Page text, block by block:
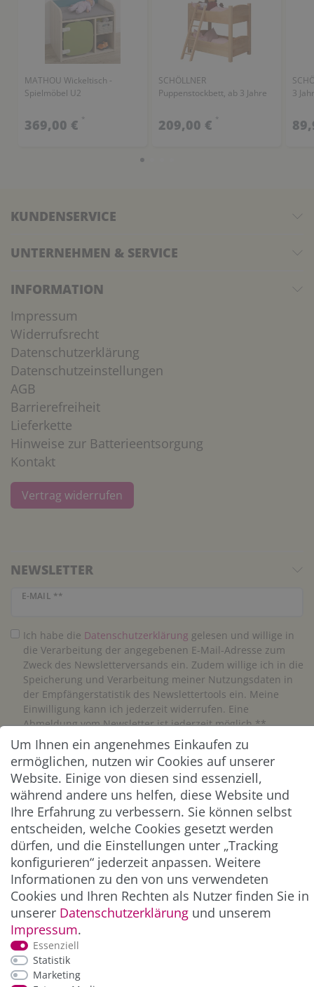
MATHOU Wickeltisch -
Spielmöbel U2
369,00 € *
SCHÖLLNER
Puppenstockbett, ab 3 Jahre
209,00 € *
3
KUNDENSERVICE
UNTERNEHMEN & SERVICE
INFORMATION
Impressum
Widerrufsrecht
Datenschutzerklärung
Datenschutzeinstellungen
AGB
Barrierefreiheit
Lieferkette
Hinweise zur Batterieentsorgung
Kontakt
Vertrag widerrufen
NEWSLETTER
E-MAIL **
Newsletter Honig
Ich habe die Daten­schutz­erklärung gelesen und willige in
die Verarbeitung der angegebenen E-Mail-Adresse zum
Zweck des Newsletterversands ein. Zudem willige ich in die
Speicherung und Verarbeitung meiner Nutzungsdaten in
der Empfängerstatistik des Newslettertools ein. Meine
Einwilligung kann ich jederzeit widerrufen. Eine
Abmeldung vom Newsletter ist jederzeit möglich.**
Abonnieren
** Hierbei handelt es sich um ein Pflichtfeld.
ZAHLUNG & VERSAND
Um Ihnen ein angenehmes Einkaufen zu
ermöglichen, nutzen wir Cookies auf unserer
Website. Einige von diesen sind essenziell,
während andere uns helfen, diese Website und
Ihre Erfahrung zu verbessern. Sie können selbst
entscheiden, welche Cookies gesetzt werden
dürfen, und die Einstellungen unter „Tracking
konfigurieren“ jederzeit anpassen. Weitere
Informationen zu den von uns verwendeten
Cookies und Ihren Rechten als Nutzer finden Sie in
unserer Daten­schutz­erklärung und unserem
Impressum.
Essenziell
Statistik
Marketing